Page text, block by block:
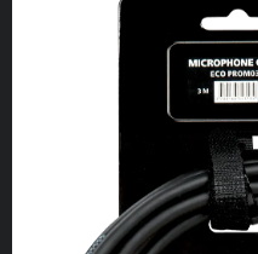
NYHETER
OM
KONTAKT